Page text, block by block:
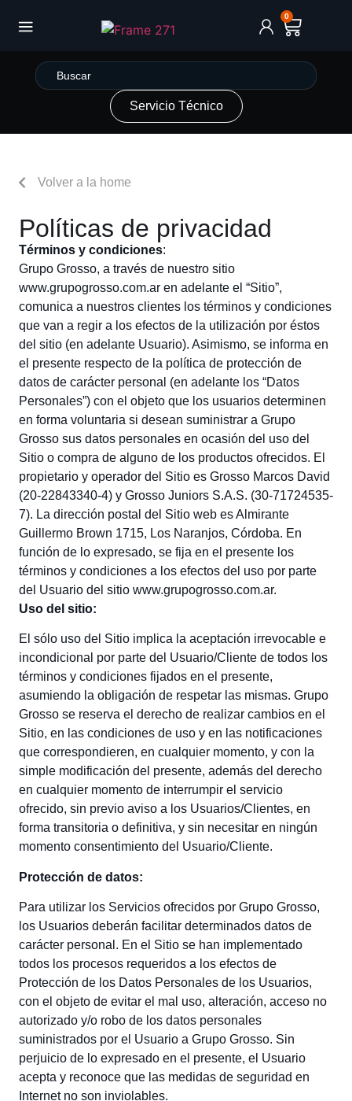
0
Servicio Técnico
Volver a la home
Políticas de privacidad
Términos y condiciones:
Grupo Grosso, a través de nuestro sitio
www.grupogrosso.com.ar en adelante el “Sitio”,
comunica a nuestros clientes los términos y condiciones
que van a regir a los efectos de la utilización por éstos
del sitio (en adelante Usuario). Asimismo, se informa en
el presente respecto de la política de protección de
datos de carácter personal (en adelante los “Datos
Personales”) con el objeto que los usuarios determinen
en forma voluntaria si desean suministrar a Grupo
Grosso sus datos personales en ocasión del uso del
Sitio o compra de alguno de los productos ofrecidos. El
propietario y operador del Sitio es Grosso Marcos David
(20-22843340-4) y Grosso Juniors S.A.S. (30-71724535-
7). La dirección postal del Sitio web es Almirante
Guillermo Brown 1715, Los Naranjos, Córdoba. En
función de lo expresado, se fija en el presente los
términos y condiciones a los efectos del uso por parte
del Usuario del sitio www.grupogrosso.com.ar.
Uso del sitio:
El sólo uso del Sitio implica la aceptación irrevocable e
incondicional por parte del Usuario/Cliente de todos los
términos y condiciones fijados en el presente,
asumiendo la obligación de respetar las mismas. Grupo
Grosso se reserva el derecho de realizar cambios en el
Sitio, en las condiciones de uso y en las notificaciones
que correspondieren, en cualquier momento, y con la
simple modificación del presente, además del derecho
en cualquier momento de interrumpir el servicio
ofrecido, sin previo aviso a los Usuarios/Clientes, en
forma transitoria o definitiva, y sin necesitar en ningún
momento consentimiento del Usuario/Cliente.
Protección de datos:
Para utilizar los Servicios ofrecidos por Grupo Grosso,
los Usuarios deberán facilitar determinados datos de
carácter personal. En el Sitio se han implementado
todos los procesos requeridos a los efectos de
Protección de los Datos Personales de los Usuarios,
con el objeto de evitar el mal uso, alteración, acceso no
autorizado y/o robo de los datos personales
suministrados por el Usuario a Grupo Grosso. Sin
perjuicio de lo expresado en el presente, el Usuario
acepta y reconoce que las medidas de seguridad en
Internet no son inviolables.